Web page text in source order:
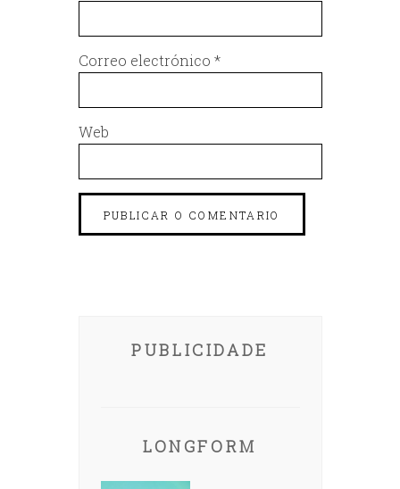
Correo electrónico *
Web
PUBLICIDADE
LONGFORM